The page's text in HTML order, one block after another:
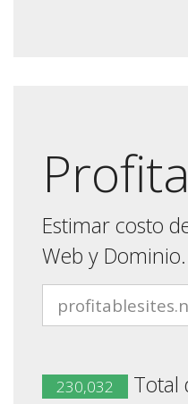
Estimar costo
Web y Dominio.
230,032
Total